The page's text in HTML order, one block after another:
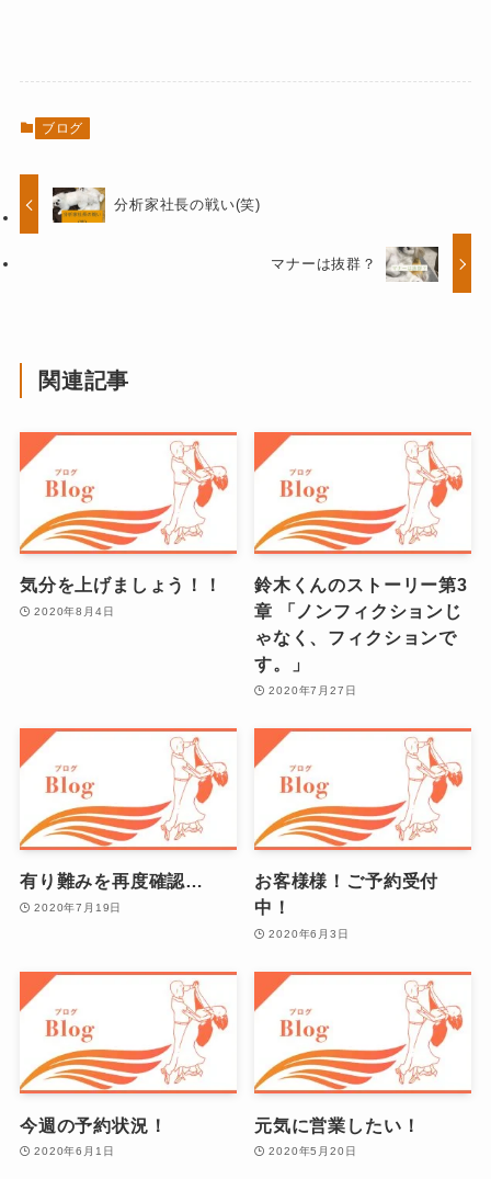
ブログ
分析家社長の戦い(笑)
マナーは抜群？
関連記事
気分を上げましょう！！
2020年8月4日
鈴木くんのストーリー第3
章 「ノンフィクションじ
ゃなく、フィクションで
す。」
2020年7月27日
有り難みを再度確認…
2020年7月19日
お客様様！ご予約受付
中！
2020年6月3日
今週の予約状況！
2020年6月1日
元気に営業したい！
2020年5月20日